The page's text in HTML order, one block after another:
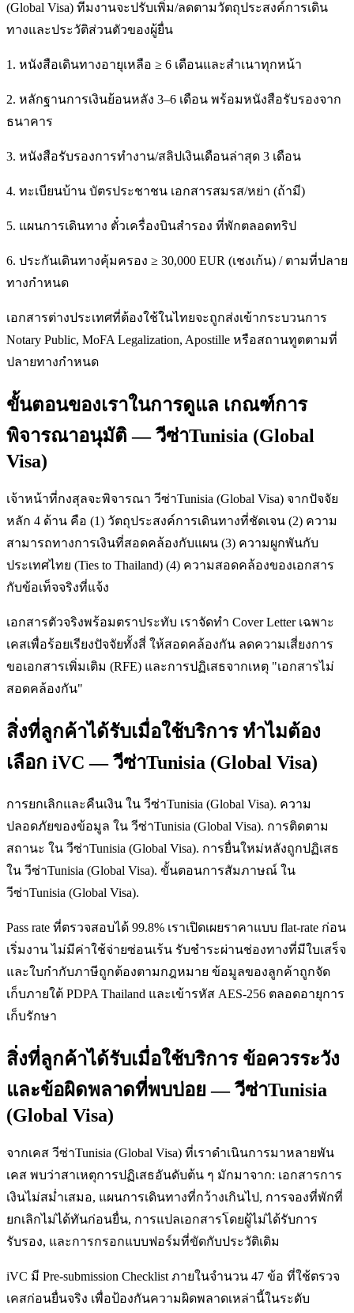
(Global Visa) ทีมงานจะปรับเพิ่ม/ลดตามวัตถุประสงค์การเดิน
ทางและประวัติส่วนตัวของผู้ยื่น
1. หนังสือเดินทางอายุเหลือ ≥ 6 เดือนและสำเนาทุกหน้า
2. หลักฐานการเงินย้อนหลัง 3–6 เดือน พร้อมหนังสือรับรองจาก
ธนาคาร
3. หนังสือรับรองการทำงาน/สลิปเงินเดือนล่าสุด 3 เดือน
4. ทะเบียนบ้าน บัตรประชาชน เอกสารสมรส/หย่า (ถ้ามี)
5. แผนการเดินทาง ตั๋วเครื่องบินสำรอง ที่พักตลอดทริป
6. ประกันเดินทางคุ้มครอง ≥ 30,000 EUR (เชงเก้น) / ตามที่ปลาย
ทางกำหนด
เอกสารต่างประเทศที่ต้องใช้ในไทยจะถูกส่งเข้ากระบวนการ
Notary Public, MoFA Legalization, Apostille หรือสถานทูตตามที่
ปลายทางกำหนด
ขั้นตอนของเราในการดูแล เกณฑ์การ
พิจารณาอนุมัติ — วีซ่าTunisia (Global
Visa)
เจ้าหน้าที่กงสุลจะพิจารณา วีซ่าTunisia (Global Visa) จากปัจจัย
หลัก 4 ด้าน คือ (1) วัตถุประสงค์การเดินทางที่ชัดเจน (2) ความ
สามารถทางการเงินที่สอดคล้องกับแผน (3) ความผูกพันกับ
ประเทศไทย (Ties to Thailand) (4) ความสอดคล้องของเอกสาร
กับข้อเท็จจริงที่แจ้ง
เอกสารตัวจริงพร้อมตราประทับ เราจัดทำ Cover Letter เฉพาะ
เคสเพื่อร้อยเรียงปัจจัยทั้งสี่ ให้สอดคล้องกัน ลดความเสี่ยงการ
ขอเอกสารเพิ่มเติม (RFE) และการปฏิเสธจากเหตุ "เอกสารไม่
สอดคล้องกัน"
สิ่งที่ลูกค้าได้รับเมื่อใช้บริการ ทำไมต้อง
เลือก iVC — วีซ่าTunisia (Global Visa)
การยกเลิกและคืนเงิน ใน วีซ่าTunisia (Global Visa). ความ
ปลอดภัยของข้อมูล ใน วีซ่าTunisia (Global Visa). การติดตาม
สถานะ ใน วีซ่าTunisia (Global Visa). การยื่นใหม่หลังถูกปฏิเสธ
ใน วีซ่าTunisia (Global Visa). ขั้นตอนการสัมภาษณ์ ใน
วีซ่าTunisia (Global Visa).
Pass rate ที่ตรวจสอบได้ 99.8% เราเปิดเผยราคาแบบ flat-rate ก่อน
เริ่มงาน ไม่มีค่าใช้จ่ายซ่อนเร้น รับชำระผ่านช่องทางที่มีใบเสร็จ
และใบกำกับภาษีถูกต้องตามกฎหมาย ข้อมูลของลูกค้าถูกจัด
เก็บภายใต้ PDPA Thailand และเข้ารหัส AES-256 ตลอดอายุการ
เก็บรักษา
สิ่งที่ลูกค้าได้รับเมื่อใช้บริการ ข้อควรระวัง
และข้อผิดพลาดที่พบบ่อย — วีซ่าTunisia
(Global Visa)
จากเคส วีซ่าTunisia (Global Visa) ที่เราดำเนินการมาหลายพัน
เคส พบว่าสาเหตุการปฏิเสธอันดับต้น ๆ มักมาจาก: เอกสารการ
เงินไม่สม่ำเสมอ, แผนการเดินทางที่กว้างเกินไป, การจองที่พักที่
ยกเลิกไม่ได้ทันก่อนยื่น, การแปลเอกสารโดยผู้ไม่ได้รับการ
รับรอง, และการกรอกแบบฟอร์มที่ขัดกับประวัติเดิม
iVC มี Pre-submission Checklist ภายในจำนวน 47 ข้อ ที่ใช้ตรวจ
เคสก่อนยื่นจริง เพื่อป้องกันความผิดพลาดเหล่านี้ในระดับ